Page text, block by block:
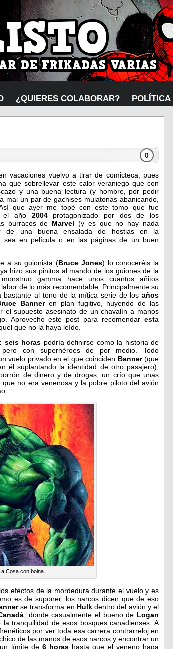
¿QUIERES COLABORAR?
0
vacaciones vuelvo a tirar de comicteca, pues
que sobrellevar este calor veraniego que con
y una buena lectura (y hombre, por pedir
mal un par de gachises mulatonas abanicando,
que ayer me topé con este tomo que fue
el año 2004protagonizado por dos de los
burracos de Marvel (y es que no hay nada
de una buena ensalada de hostias en la
sea en película o en las páginas de un buen
a su guionista (Bruce Jones) lo conoceréis la
hizo sus pinitos al mando de los guiones de la
gamma hace unos cuantos añitos
de lo más recomendable. Principalmente su
bastante al tono de la mítica serie de los años
Banneren plan fugitivo, huyendo de las
el supuesto asesinato de un chavalín a manos
Aprovecho este post para recomendar esta
que no la haya leído.
seis horas podría definirse como la historia de
con superhéroes de por medio. Todo
vuelo privado en el que coinciden Banner(que
él suplantando la identidad de otro pasajero),
de dinero y de drogas, un crío que unas
no era venenosa y la pobre piloto del avión
Cosa con boina
efectos de la mordedura durante el vuelo y es
es de suponer, los narcos dicen que de eso
se transforma en Hulkdentro del avión y el
, donde casualmente el bueno de Logan
tranquilidad de esos bosques canadienses. A
por ver toda esa carrera contrarreloj en
de las manos de esos narcos y encontrar un
límite de 6 horas hasta que el veneno haga